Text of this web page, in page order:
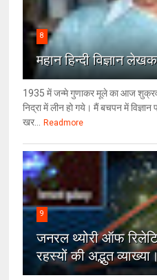
8
महान हिन्दी विज्ञान
1935 में जन्मे गुणाकर मूले का आज
निद्रा में लीन हो गये। मैं बचपन में
खर...
Readmore
9
जनरल थ्‍योरी ऑफ
रहस्‍यों की अद्भुत व्‍याख्‍या।